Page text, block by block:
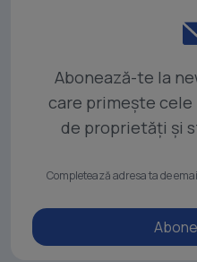
Abonează-te la
care primește cele
de proprietăți și